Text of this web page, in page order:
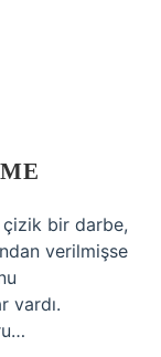
çizik bir darbe,
verilmişse
vardı.